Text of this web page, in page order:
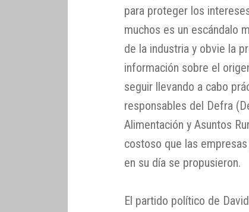
para proteger los
muchos es un escándalo
de la industria y obvie la
información sobre el
seguir llevando a cabo
responsables del Defra
Alimentación y Asuntos
costoso que las
en su día se propusieron.
El partido político de